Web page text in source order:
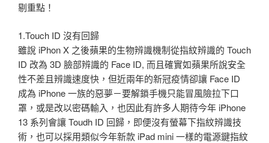
剔重點！
1.Touch ID 沒有回歸
雖說 iPhon X 之後蘋果的生物辨識機制從指紋辨識的 Touch
ID 改為 3D 臉部辨識的 Face ID, 而且確實如蘋果所說安全
性不差且辨識速度快，但近兩年的新冠疫情卻讓 Face ID
成為 iPhone 一族的惡夢－要解鎖手機只能冒風險拉下口
罩，或是改以密碼輸入，也因此有許多人期待今年 iPhone
13 系列會讓 Toudh ID 回歸，即便沒有螢幕下指紋辨識技
術，也可以採用類似今年新款 iPad mini 一樣的電源鍵指紋